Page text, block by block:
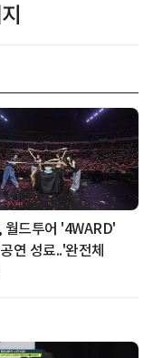
월드투어 '4WARD'
연 성료..'완전체